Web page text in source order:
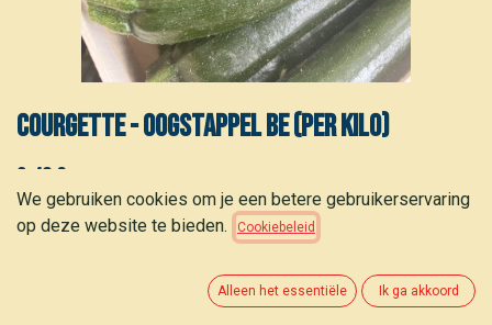
Courgette - Oogstappel BE (per kilo)
3,40 €
TOEVOEGEN AAN WINKELMANDJE
We gebruiken cookies om je een betere gebruikerservaring
op deze website te bieden.
Cookiebeleid
Alleen het essentiële Ik ga akkoord